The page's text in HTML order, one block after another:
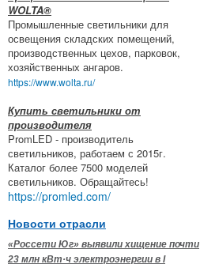
WOLTA®
Промышленные светильники для
освещения складских помещений,
производственных цехов, парковок,
хозяйственных ангаров.
https://www.wolta.ru/
Купить светильники от
производителя
PromLED - производитель
светильников, работаем с 2015г.
Каталог более 7500 моделей
светильников. Обращайтесь!
https://promled.com/
Новости отрасли
«Россети Юг» выявили хищение почти
23 млн кВт·ч электроэнергии в I